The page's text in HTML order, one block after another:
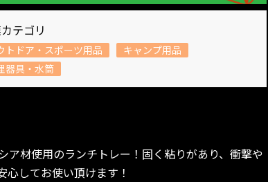
テゴリ
トドア・スポーツ用品
キャンプ用品
器具・水筒
材使用のランチトレー！固く粘りがあり、衝撃や
してお使い頂けます！